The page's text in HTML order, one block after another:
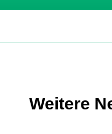
Weitere